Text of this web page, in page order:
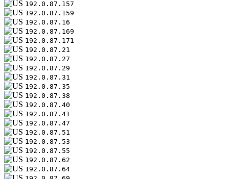
192.0.87.157
192.0.87.159
192.0.87.16
192.0.87.169
192.0.87.171
192.0.87.21
192.0.87.27
192.0.87.29
192.0.87.31
192.0.87.35
192.0.87.38
192.0.87.40
192.0.87.41
192.0.87.47
192.0.87.51
192.0.87.53
192.0.87.55
192.0.87.62
192.0.87.64